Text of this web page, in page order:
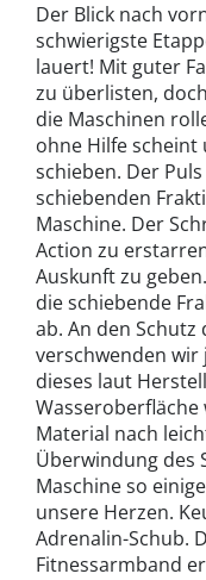
Der Blick nach
schwierigste
lauert! Mit guter
zu überlisten,
die Maschinen
ohne Hilfe scheint
schieben. Der
schiebenden
Maschine. Der
Action zu
Auskunft zu
die schiebende
ab. An den
verschwenden wir
dieses laut
Material nach
Überwindung des
Maschine so
unsere Herzen.
Adrenalin-Schub.
Fitnessarmband